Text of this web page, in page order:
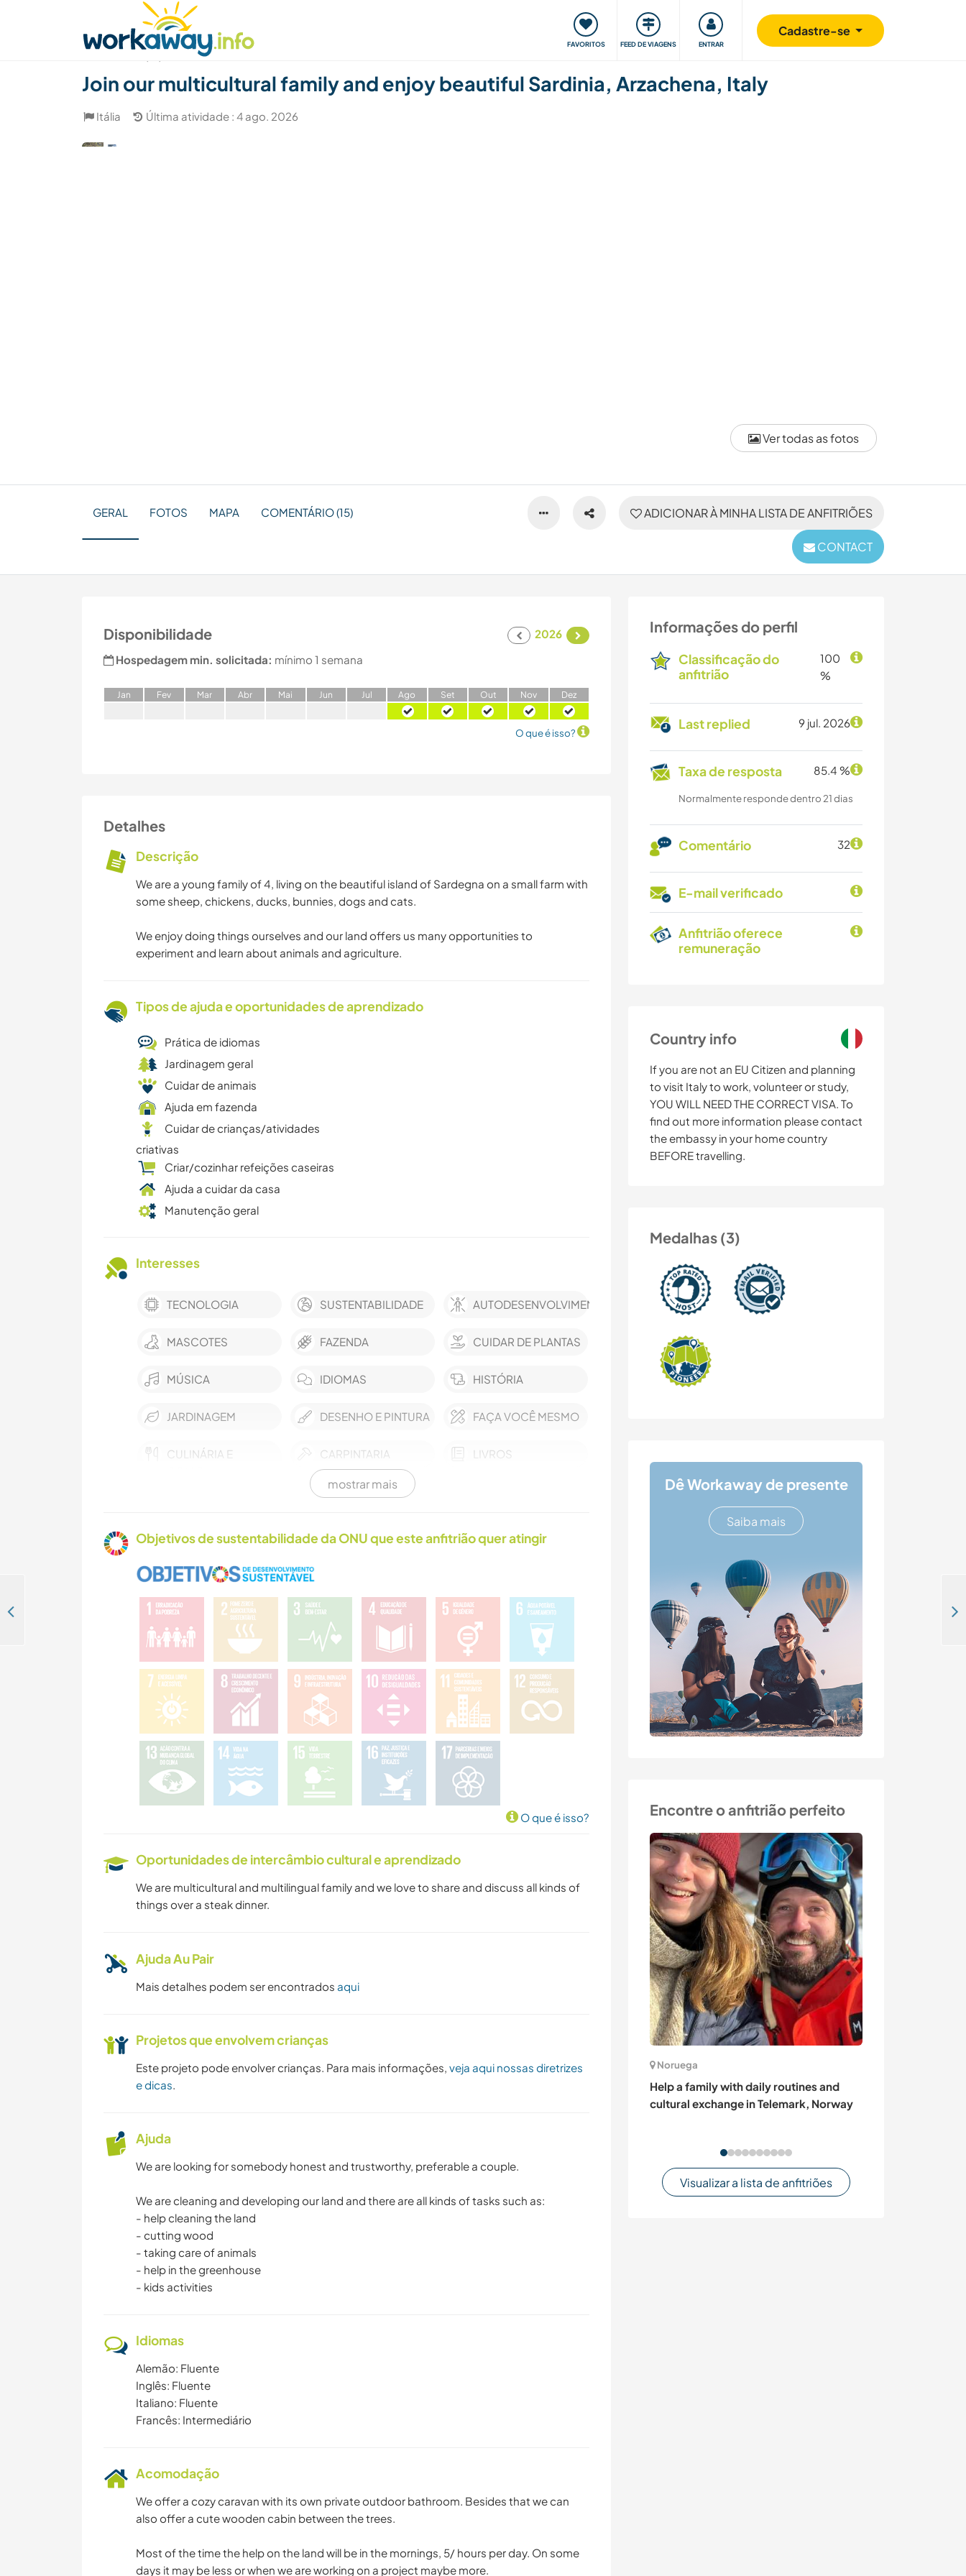
FAVORITOS FEED DE VIAGENS ENTRAR
Cadastre-se
Achar anfitrião Parceiro de viagem Viaje e aprenda Comunidade Retribuindo Segurança
Ver todas as fotos
Join our multicultural family and enjoy beautiful Sardinia, Arzachena, Italy
Itália Última atividade : 4 ago. 2026
ADICIONAR À MINHA LISTA DE ANFITRIÕES
CONTACT
GERAL FOTOS MAPA COMENTÁRIO (15)
Informações do perfil
Classificação do
anfitrião
100
%
Last replied 9 jul. 2026
Taxa de resposta 85.4 %
Normalmente responde dentro 21 dias
Comentário 32
E-mail verificado
Anfitrião oferece
remuneração
Country info
If you are not an EU Citizen and planning
to visit Italy to work, volunteer or study,
YOU WILL NEED THE CORRECT VISA. To
find out more information please contact
the embassy in your home country
BEFORE travelling.
Medalhas (3)
Dê Workaway de presente
Saiba mais
Encontre o anfitrião perfeito
Noruega
Help a family with daily routines and
cultural exchange in Telemark, Norway
Visualizar a lista de anfitriões
Disponibilidade
2026
Hospedagem min. solicitada: mínimo 1 semana
Jan Fev Mar Abr Mai Jun Jul Ago Set Out Nov Dez
O que é isso?
Detalhes
Descrição
We are a young family of 4, living on the beautiful island of Sardegna on a small farm with
some sheep, chickens, ducks, bunnies, dogs and cats.
We enjoy doing things ourselves and our land offers us many opportunities to
experiment and learn about animals and agriculture.
Tipos de ajuda e oportunidades de aprendizado
Prática de idiomas
Jardinagem geral
Cuidar de animais
Ajuda em fazenda
Cuidar de crianças/atividades
criativas
Criar/cozinhar refeições caseiras
Ajuda a cuidar da casa
Manutenção geral
Interesses
TECNOLOGIA SUSTENTABILIDADE AUTODESENVOLVIMENTO
MASCOTES FAZENDA CUIDAR DE PLANTAS
MÚSICA IDIOMAS HISTÓRIA
JARDINAGEM DESENHO E PINTURA FAÇA VOCÊ MESMO
CULINÁRIA E
CARPINTARIA LIVROS
CICLISMO
mostrar mais
Objetivos de sustentabilidade da ONU que este anfitrião quer atingir
O que é isso?
Oportunidades de intercâmbio cultural e aprendizado
We are multicultural and multilingual family and we love to share and discuss all kinds of
things over a steak dinner.
Ajuda Au Pair
Mais detalhes podem ser encontrados aqui
Projetos que envolvem crianças
Este projeto pode envolver crianças. Para mais informações, veja aqui nossas diretrizes
e dicas.
Ajuda
We are looking for somebody honest and trustworthy, preferable a couple.
We are cleaning and developing our land and there are all kinds of tasks such as:
- help cleaning the land
- cutting wood
- taking care of animals
- help in the greenhouse
- kids activities
Idiomas
Alemão: Fluente
Inglês: Fluente
Italiano: Fluente
Francês: Intermediário
Acomodação
We offer a cozy caravan with its own private outdoor bathroom. Besides that we can
also offer a cute wooden cabin between the trees.
Most of the time the help on the land will be in the mornings, 5/ hours per day. On some
days it may be less or when we are working on a project maybe more.